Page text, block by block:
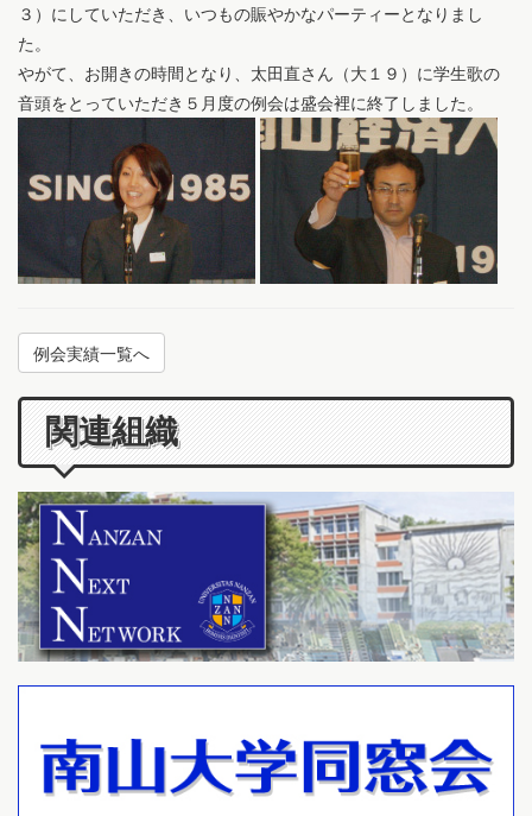
３）にしていただき、いつもの賑やかなパーティーとなりまし
た。
やがて、お開きの時間となり、太田直さん（大１９）に学生歌の
音頭をとっていただき５月度の例会は盛会裡に終了しました。
例会実績一覧へ
関連組織